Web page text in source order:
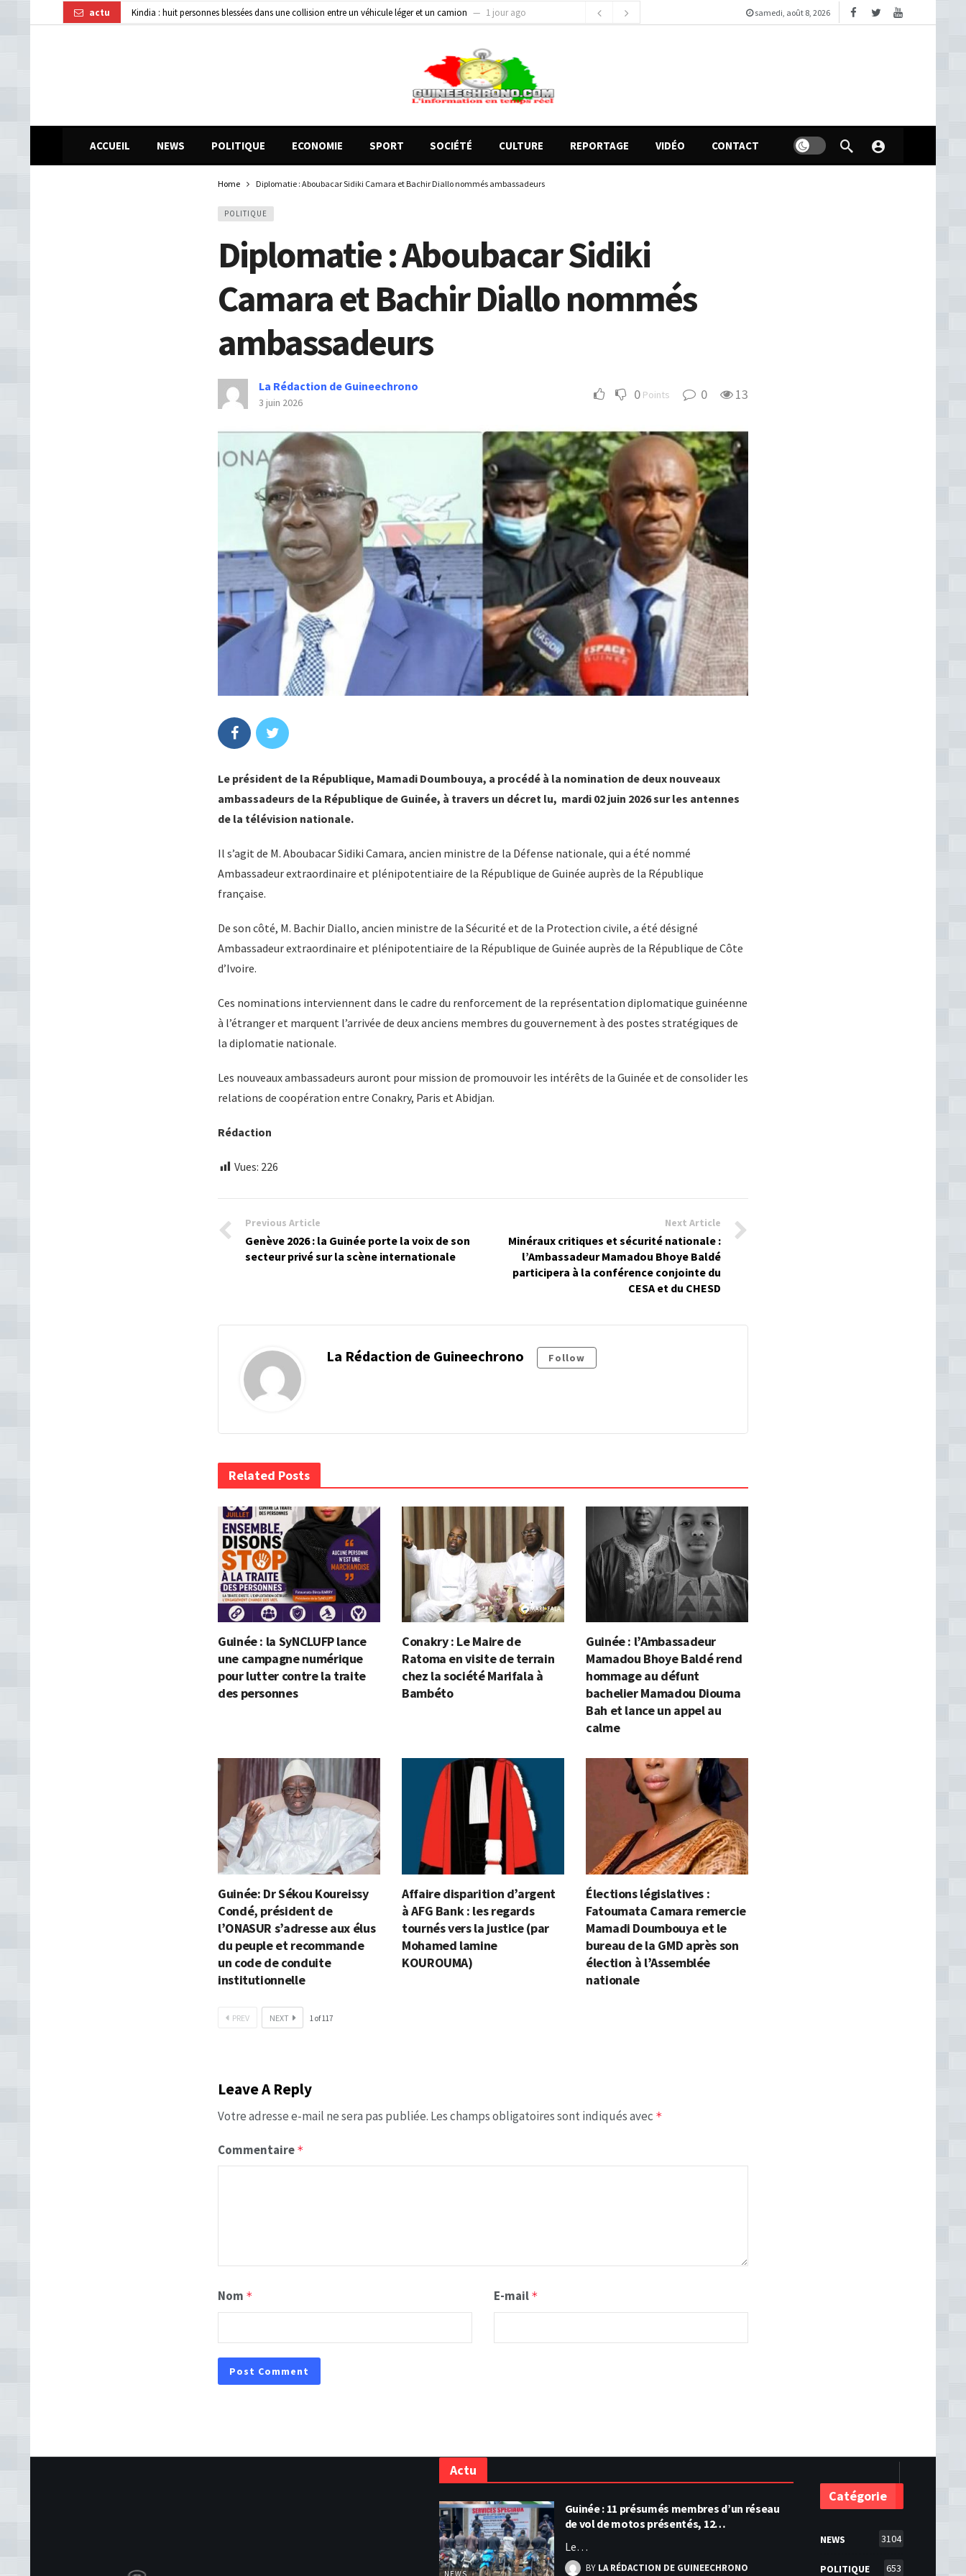
actu Kindia : huit personnes blessées dans une collision entre un véhicule léger et un camion
1 jour ago
Guinée : 11 présumés membres d’un réseau de vol de motos présentés, 12 engins saisis par les Services spéciaux
samedi, août 8, 2026
ACCUEIL NEWS POLITIQUE ECONOMIE SPORT SOCIÉTÉ CULTURE REPORTAGE VIDÉO CONTACT
Home Diplomatie : Aboubacar Sidiki Camara et Bachir Diallo nommés ambassadeurs
POLITIQUE
Diplomatie : Aboubacar Sidiki
Camara et Bachir Diallo nommés
ambassadeurs
La Rédaction de Guineechrono
3 juin 2026 0 Points 0 13
Le président de la République, Mamadi Doumbouya, a procédé à la nomination de deux nouveaux
ambassadeurs de la République de Guinée, à travers un décret lu, mardi 02 juin 2026 sur les antennes
de la télévision nationale.
Il s’agit de M. Aboubacar Sidiki Camara, ancien ministre de la Défense nationale, qui a été nommé
Ambassadeur extraordinaire et plénipotentiaire de la République de Guinée auprès de la République
française.
De son côté, M. Bachir Diallo, ancien ministre de la Sécurité et de la Protection civile, a été désigné
Ambassadeur extraordinaire et plénipotentiaire de la République de Guinée auprès de la République de Côte
d’Ivoire.
Ces nominations interviennent dans le cadre du renforcement de la représentation diplomatique guinéenne
à l’étranger et marquent l’arrivée de deux anciens membres du gouvernement à des postes stratégiques de
la diplomatie nationale.
Les nouveaux ambassadeurs auront pour mission de promouvoir les intérêts de la Guinée et de consolider les
relations de coopération entre Conakry, Paris et Abidjan.
Rédaction
Vues: 226
Previous Article
Genève 2026 : la Guinée porte la voix de son
secteur privé sur la scène internationale
Next Article
Minéraux critiques et sécurité nationale :
l’Ambassadeur Mamadou Bhoye Baldé
participera à la conférence conjointe du
CESA et du CHESD
La Rédaction de Guineechrono Follow
Related Posts
Guinée : la SyNCLUFP lance
une campagne numérique
pour lutter contre la traite
des personnes
Conakry : Le Maire de
Ratoma en visite de terrain
chez la société Marifala à
Bambéto
Guinée : l’Ambassadeur
Mamadou Bhoye Baldé rend
hommage au défunt
bachelier Mamadou Diouma
Bah et lance un appel au
calme
Guinée: Dr Sékou Koureissy
Condé, président de
l’ONASUR s’adresse aux élus
du peuple et recommande
un code de conduite
institutionnelle
Affaire disparition d’argent
à AFG Bank : les regards
tournés vers la justice (par
Mohamed lamine
KOUROUMA)
Élections législatives :
Fatoumata Camara remercie
Mamadi Doumbouya et le
bureau de la GMD après son
élection à l’Assemblée
nationale
PREV NEXT 1 of117
Leave A Reply
Votre adresse e-mail ne sera pas publiée. Les champs obligatoires sont indiqués avec *
Commentaire *
Nom * E-mail *
Actu
NEWS
Guinée : 11 présumés membres d’un réseau
de vol de motos présentés, 12…
Le…
BY LA RÉDACTION DE GUINEECHRONO
Catégorie
NEWS 3104
POLITIQUE 653